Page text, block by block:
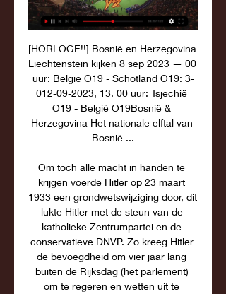
[HORLOGE!!] Bosnië en Herzegovina
Liechtenstein kijken 8 sep 2023 — 00
uur: België O19 - Schotland O19: 3-
012-09-2023, 13. 00 uur: Tsjechië
O19 - België O19Bosnië &
Herzegovina Het nationale elftal van
Bosnië ...
Om toch alle macht in handen te
krijgen voerde Hitler op 23 maart
1933 een grondwetswijziging door, dit
lukte Hitler met de steun van de
katholieke Zentrumpartei en de
conservatieve DNVP. Zo kreeg Hitler
de bevoegdheid om vier jaar lang
buiten de Rijksdag (het parlement)
om te regeren en wetten uit te